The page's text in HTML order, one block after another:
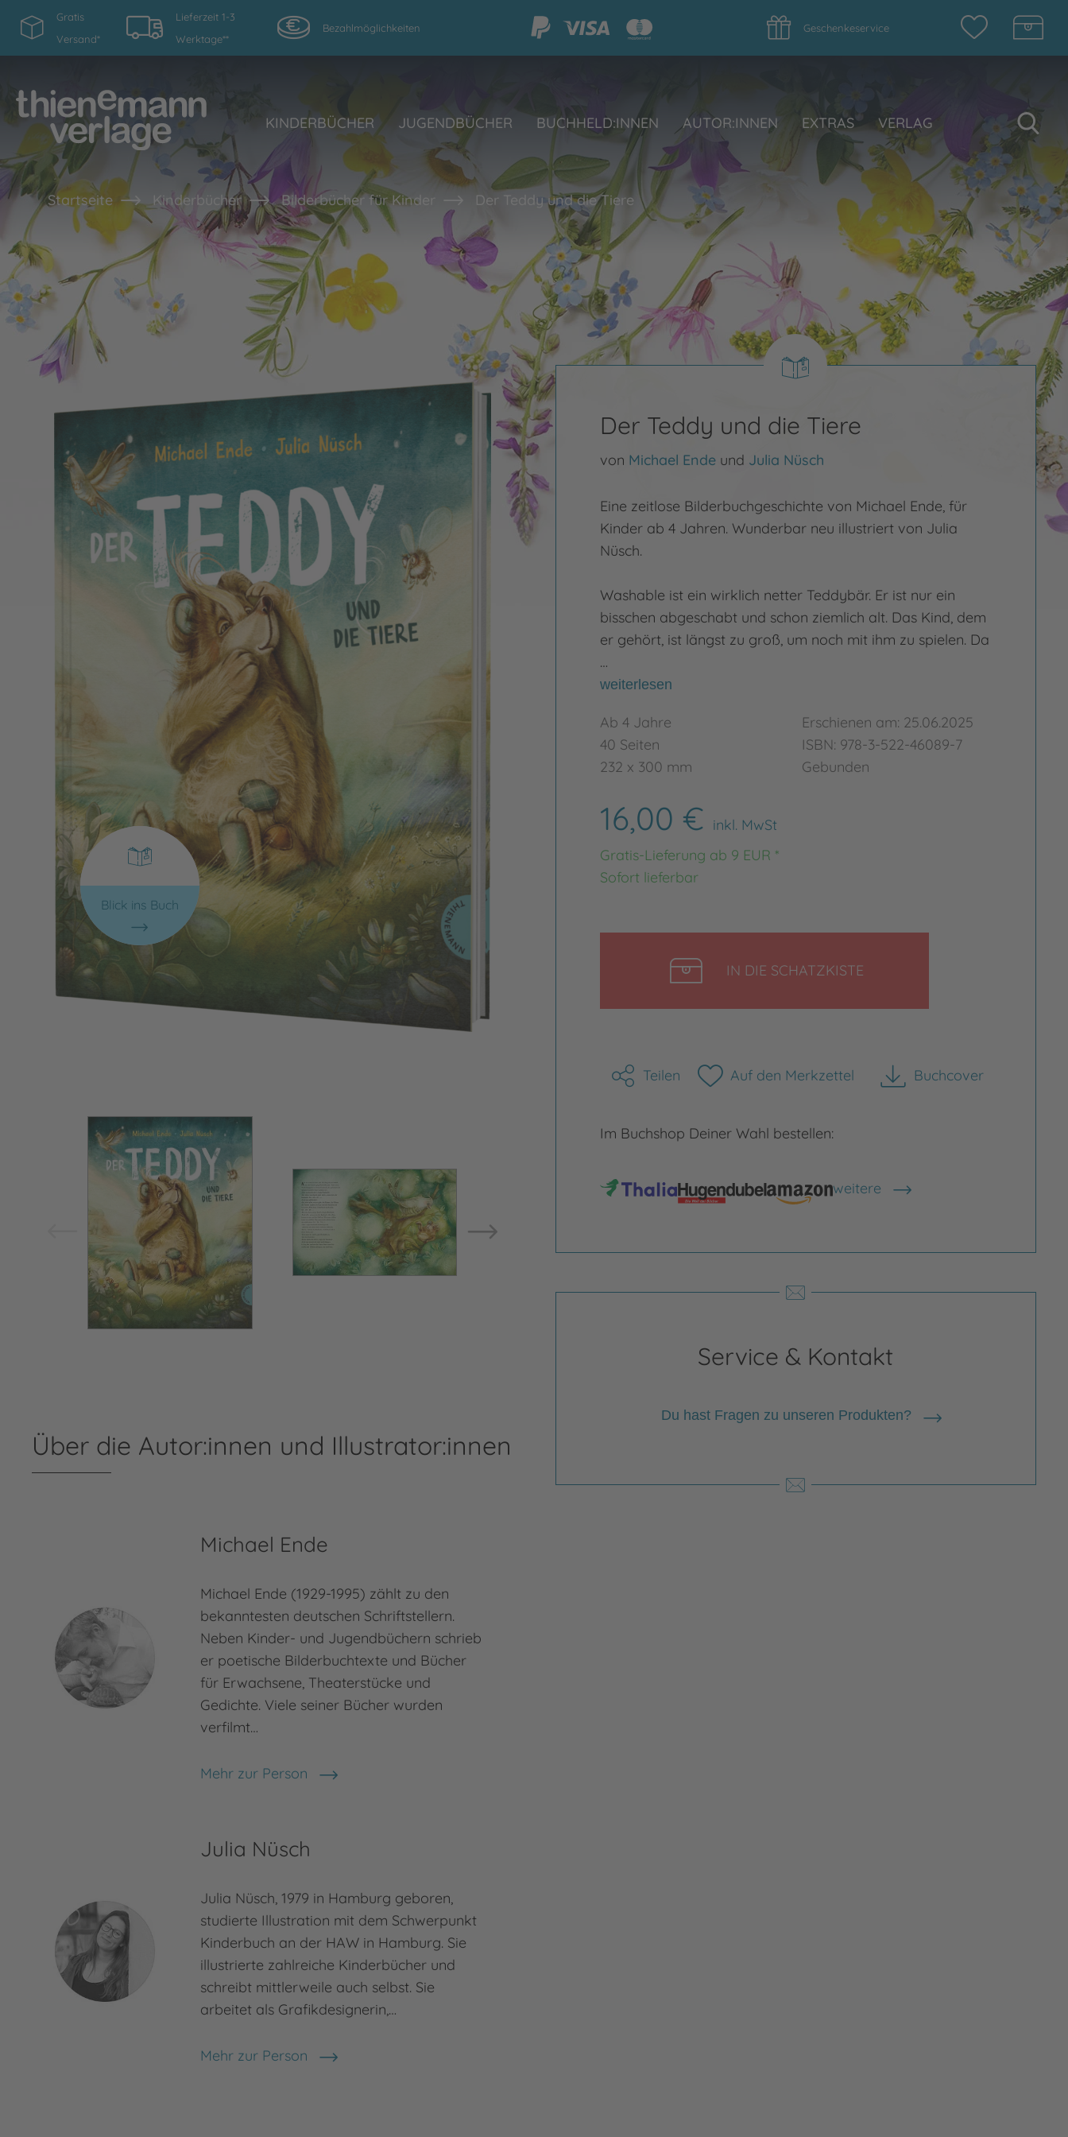
Gratis
Versand*
Lieferzeit 1-3
Werktage**
Bezahlmöglichkeiten Geschenkeservice
KINDERBÜCHER JUGENDBÜCHER BUCHHELD:INNEN AUTOR:INNEN EXTRAS VERLAG
Startseite Kinderbücher Bilderbücher für Kinder Der Teddy und die Tiere
Blick ins Buch
Bild vergrößern
Der Teddy und die Tiere
von Michael Endeund Julia Nüsch
Eine zeitlose Bilderbuchgeschichte von Michael Ende, für
Kinder ab 4 Jahren. Wunderbar neu illustriert von Julia
Nüsch.
Washable ist ein wirklich netter Teddybär. Er ist nur ein
bisschen abgeschabt und schon ziemlich alt. Das Kind, dem
er gehört, ist längst zu groß, um noch mit ihm zu spielen. Da
…
weiterlesen
Ab 4 Jahre
40 Seiten
232 x 300 mm
Erschienen am: 25.06.2025
ISBN: 978-3-522-46089-7
Gebunden
16,00 € inkl. MwSt
Gratis-Lieferung ab 9 EUR *
Sofort lieferbar
IN DIE SCHATZKISTE
Teilen Auf den Merkzettel Buchcover
herunterladen
Im Buchshop Deiner Wahl bestellen:
weitere
Shops anzeigen
Service & Kontakt
Du hast Fragen zu unseren Produkten?
Über die Autor:innen und Illustrator:innen
Michael Ende
Michael Ende (1929-1995) zählt zu den
bekanntesten deutschen Schriftstellern.
Neben Kinder- und Jugendbüchern schrieb
er poetische Bilderbuchtexte und Bücher
für Erwachsene, Theaterstücke und
Gedichte. Viele seiner Bücher wurden
verfilmt…
Mehr zur Person
Michael Ende
Julia Nüsch
Julia Nüsch, 1979 in Hamburg geboren,
studierte Illustration mit dem Schwerpunkt
Kinderbuch an der HAW in Hamburg. Sie
illustrierte zahlreiche Kinderbücher und
schreibt mittlerweile auch selbst. Sie
arbeitet als Grafikdesignerin,…
Mehr zur Person
Julia Nüsch